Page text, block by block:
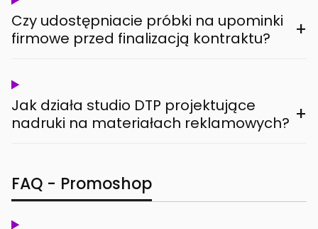
Czy udostępniacie próbki na upominki
firmowe przed finalizacją kontraktu?
+
Jak działa studio DTP projektujące
nadruki na materiałach reklamowych? +
FAQ - Promoshop